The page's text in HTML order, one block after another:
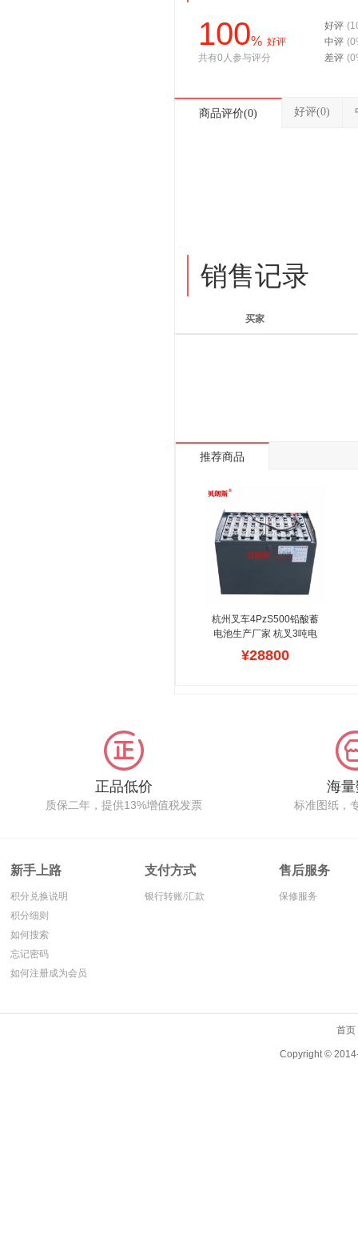
100% 好评
共有0人参与评分
好评
中评
差评
商品评价(0) 好评(0)
销售记录
买家
推荐商品
杭州叉车4PzS500铅酸蓄
电池生产厂家 杭叉3吨电
动平衡重叉车电池安装型
贝朗斯公司主营杭州叉
¥28800
正品低价
质保二年，提供13%增值税发票
海
标准图纸，
新手上路
积分兑换说明
积分细则
如何搜索
忘记密码
如何注册成为会员
支付方式
银行转账/汇款
售后服务
保修服务
首页
Copyright ©